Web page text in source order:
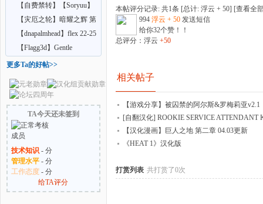
Lus
喝下药后变得比怪
【自费禁转】【Soryuu】
在巨大娘的家中受雇
【灾厄之轮】暗耀之辉 第
七章（上中）
【dnapalmhead】flex 22-25
【Flagg3d】Gentle
Giantess
更多Ta的好帖>>
TA今天还未签到
技术知识- 分
管理水平- 分
工作态度- 分
给TA评分
本帖评分记录: 共1条 [总计: 浮云 + 50] [查看全
994 浮云 + 50 发送短信
给你32个赞！！
总评分：浮云 +50
相关帖子
【游戏分享】被囚禁的阿尔斯&罗梅莉亚
[自翻汉化] ROOKIE SERVICE
務員姜珉奎
【汉化漫画】巨人之地 第二章 04.03更新
《HEAT 1》汉化版
打赏列表 共打赏了0次